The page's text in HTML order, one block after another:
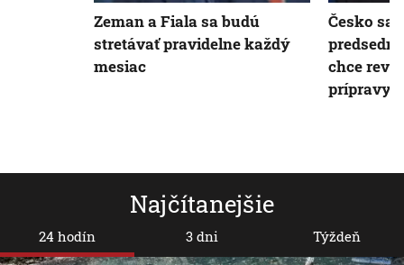
Najčítanejšie
24 hodín 3 dni Týždeň
Zeman a Fiala sa budú
stretávať pravidelne každý
mesiac
Česko sa
chce
prípravy